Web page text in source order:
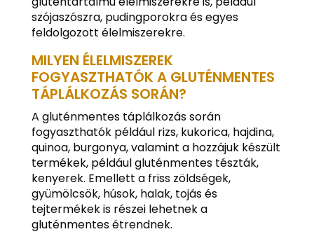
szójaszószra, pudingporokra és egyes
feldolgozott élelmiszerekre.
MILYEN ÉLELMISZEREK
FOGYASZTHATÓK A GLUTÉNMENTES
TÁPLÁLKOZÁS SORÁN?
A gluténmentes táplálkozás során
fogyaszthatók például rizs, kukorica, hajdina,
quinoa, burgonya, valamint a hozzájuk készült
termékek, például gluténmentes tészták,
kenyerek. Emellett a friss zöldségek,
gyümölcsök, húsok, halak, tojás és
tejtermékek is részei lehetnek a
gluténmentes étrendnek.